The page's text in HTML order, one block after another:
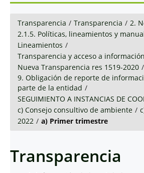
Transparencia / Transparencia / 2.
2.1.5. Políticas, lineamientos y
Lineamientos /
Transparencia y acceso a
Nueva Transparencia res 1519-2020 /
9. Obligación de reporte de
parte de la entidad /
SEGUIMIENTO A INSTANCIAS DE
c) Consejo consultivo de ambiente /
2022 / a) Primer trimestre
Transparencia